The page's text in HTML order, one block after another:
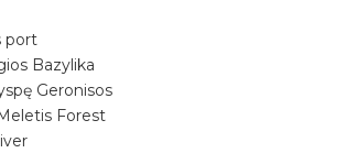
port
Bazylika
Geronisos
Forest